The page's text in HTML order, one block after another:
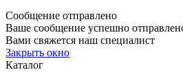
Сообщение отправлено
Ваше сообщение успешно
Вами свяжется наш специалист
Закрыть окно
Каталог